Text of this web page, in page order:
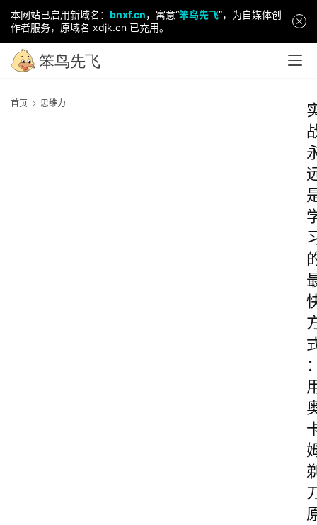
本网站已启用新域名： bnxf.cn，寓意“笨鸟先飞”，为自媒体创
作者服务，原域名 xdjk.cn 已充用。
首页 思维力